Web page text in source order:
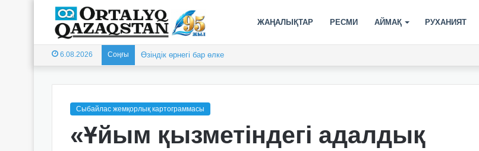
ЖАҢАЛЫҚТАР РЕСМИ АЙМАҚ РУХАНИЯТ
6.08.2026 Соңғы Өзіндік өрнегі бар өлке
Сыбайлас жемқорлық картограммасы
«Ұйым қызметіндегі адалдық